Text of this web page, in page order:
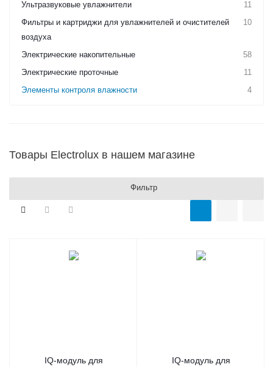
Ультразвуковые увлажнители
11
Фильтры и картриджи для увлажнителей и очистителей
воздуха
10
Электрические накопительные
58
Электрические проточные
11
Элементы контроля влажности
4
Товары Electrolux в нашем магазине
Фильтр
IQ-модуль для
IQ-модуль для